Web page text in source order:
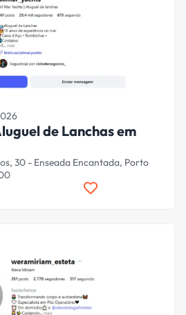
de Lanchas em
30 - Enseada Encantada, Porto